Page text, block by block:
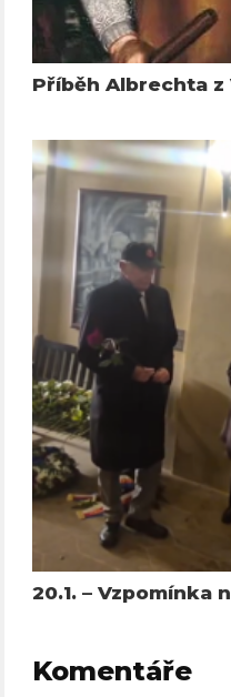
Příběh Albrechta z
20.1. – Vzpomínka
Komentáře